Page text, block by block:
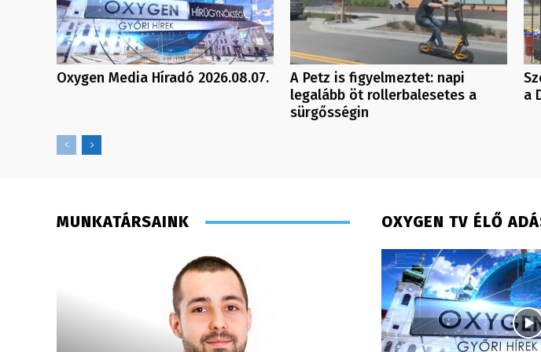
Oxygen Media Híradó 2026.08.07.
A Petz is figyelmeztet: napi
legalább öt rollerbalesetes a
sürgősségin
a
MUNKATÁRSAINK OXYGEN TV ÉLŐ